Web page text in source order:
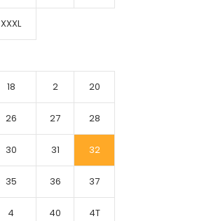
XXXL
18 2 20
26 27 28
30 31 32
35 36 37
4 40 4T